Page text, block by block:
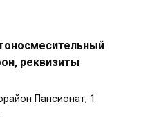
реквизиты
Пансионат, 1